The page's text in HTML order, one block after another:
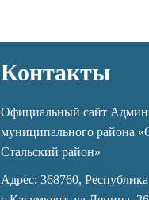
Контакты
Официальный сайт
муниципального района
Стальский район»
Адрес: 368760,